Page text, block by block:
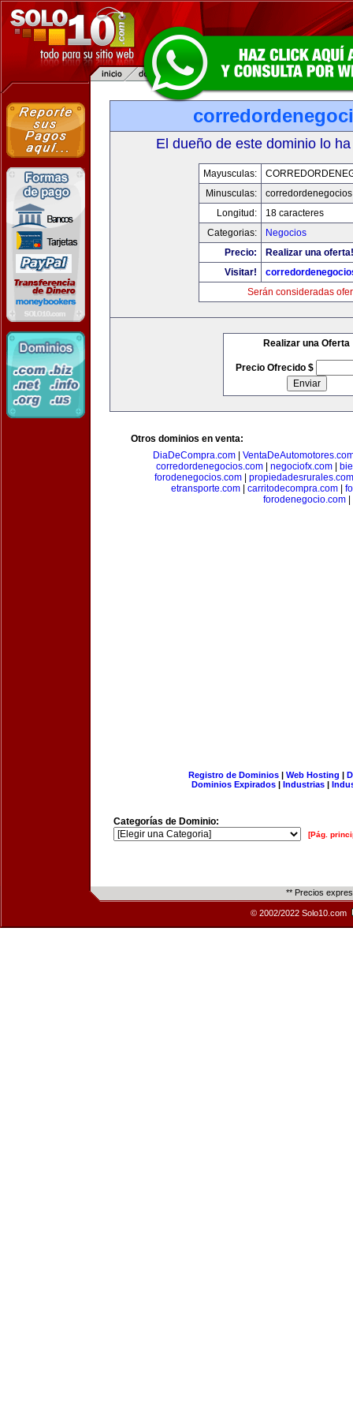
El dueño de este dominio lo
Mayusculas:
Minusculas:
Longitud:
18 caracteres
Categorias:
Negocios
Precio:
Realizar una oferta!
Visitar!
Serán consideradas
Realizar una Oferta
Precio Ofrecido $
Otros dominios en venta:
DiaDeCompra.com|
corredordenegocios.com
negociofx.com
forodenegocios.com
propiedadesrurales.com
etransporte.com
carritodecompra.com
forodenegocio.com|
Registro de Dominios| Web Hosting |
Dominios Expirados | Industrias |
Categorías de Dominio:
[Pág.
** Precios
© 2002/2022 Solo10.com